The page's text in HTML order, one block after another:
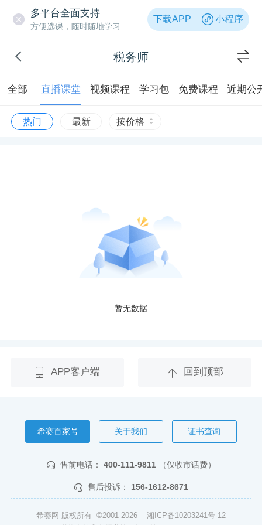
多平台全面支持
方便选课，随时随地学习
下载APP 小程序
税务师
全部 直播课堂 视频课程 学习包 免费课程 近期公
热门 最新 按价格
暂无数据
APP客户端 回到顶部
希赛百家号 关于我们 证书查询
售前电话： 400-111-9811 （仅收市话费）
售后投诉： 156-1612-8671
希赛网 版权所有 ©2001-2026 湘ICP备10203241号-12